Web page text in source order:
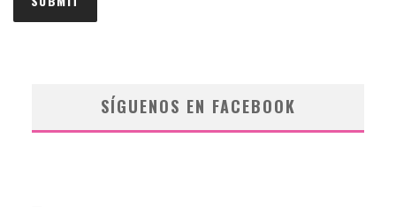
SÍGUENOS EN FACEBOOK